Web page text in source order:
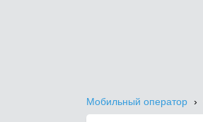
Мобильный оператор